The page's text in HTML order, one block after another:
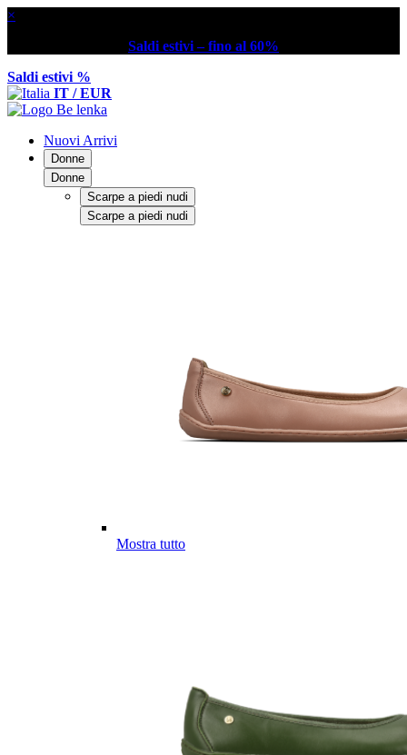
×
Saldi estivi – fino al 60%
Saldi estivi %
IT / EUR
Nuovi Arrivi
Donne
Donne
Scarpe a piedi nudi
Scarpe a piedi nudi
Mostra tutto